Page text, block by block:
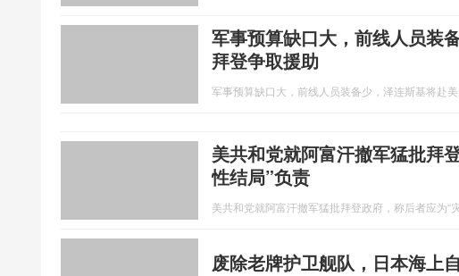
军事预算缺口大，前线人员装
拜登争取援助
军事预算缺口大，前线人员装备少，泽连斯基将赴
美共和党就阿富汗撤军猛批拜
性结局”负责
美共和党就阿富汗撤军猛批拜登政府，称后者应为“
废除老牌护卫舰队，日本海上